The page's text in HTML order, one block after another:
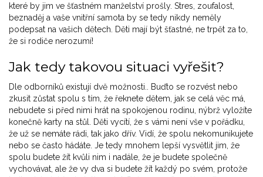
které by jim ve šťastném manželství prošly. Stres, zoufalost,
beznaděj a vaše vnitřní samota by se tedy nikdy neměly
podepsat na vašich dětech. Děti mají být šťastné, ne trpět za to,
že si rodiče nerozumí!
Jak tedy takovou situaci vyřešit?
Dle odborníků existují dvě možnosti.. Buďto se rozvést nebo
zkusit zůstat spolu s tím, že řeknete dětem, jak se celá věc má,
nebudete si před nimi hrát na spokojenou rodinu, nýbrž vyložíte
konečně karty na stůl. Děti vycítí, že s vámi není vše v pořádku,
že už se nemáte rádi, tak jako dřív. Vidí, že spolu nekomunikujete
nebo se často hádáte. Je tedy mnohem lepší vysvětlit jim, že
spolu budete žít kvůli nim i nadále, že je budete společně
vychovávat, ale že vy dva si budete žít každý po svém, protože